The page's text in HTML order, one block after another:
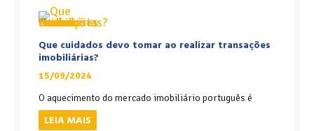
Que cuidados devo tomar ao realizar transações
imobiliárias?
15/09/2024
O aquecimento do mercado imobiliário português é
LEIA MAIS